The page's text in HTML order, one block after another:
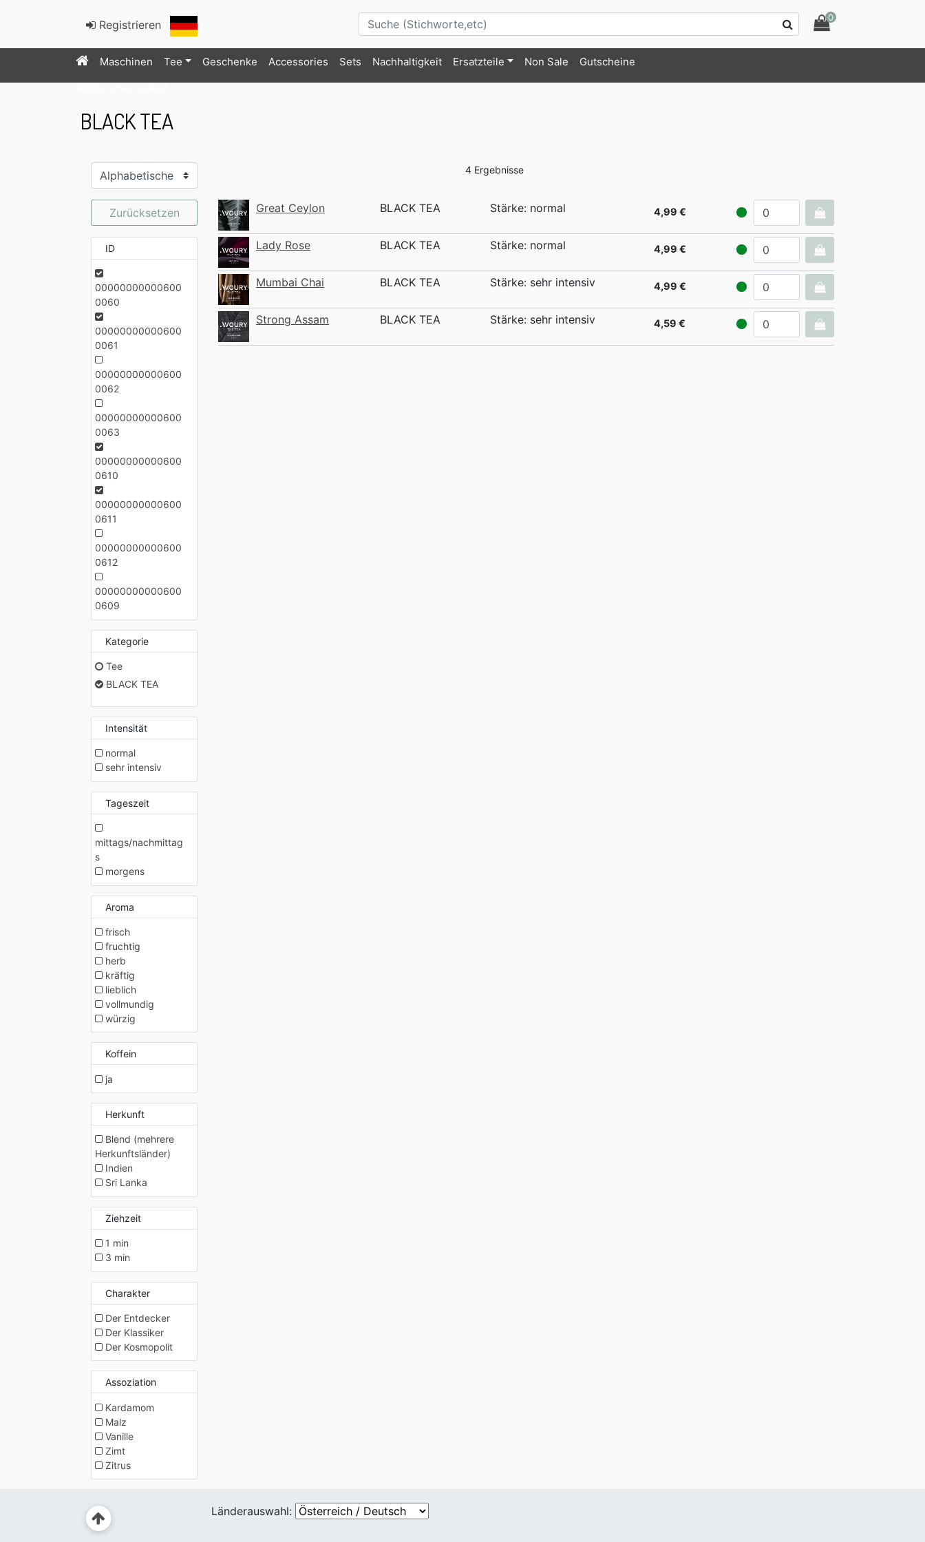
Registrieren
0
Maschinen Tee Geschenke Accessories Sets Nachhaltigkeit Ersatzteile Non Sale Gutscheine
BLACK TEA
4 Ergebnisse
Zurücksetzen
ID
00000000000600
0060
00000000000600
0061
00000000000600
0062
00000000000600
0063
00000000000600
0610
00000000000600
0611
00000000000600
0612
00000000000600
0609
Kategorie
Tee
BLACK TEA
Intensität
normal
sehr intensiv
Tageszeit
mittags/nachmittag
s
morgens
Aroma
frisch
fruchtig
herb
kräftig
lieblich
vollmundig
würzig
Koffein
ja
Herkunft
Blend (mehrere
Herkunftsländer)
Indien
Sri Lanka
Ziehzeit
1 min
3 min
Charakter
Der Entdecker
Der Klassiker
Der Kosmopolit
Assoziation
Kardamom
Malz
Vanille
Zimt
Zitrus
Great Ceylon BLACK TEA Stärke: normal 4,99 €
Lady Rose BLACK TEA Stärke: normal 4,99 €
Mumbai Chai BLACK TEA Stärke: sehr intensiv 4,99 €
Strong Assam BLACK TEA Stärke: sehr intensiv 4,59 €
Länderauswahl: